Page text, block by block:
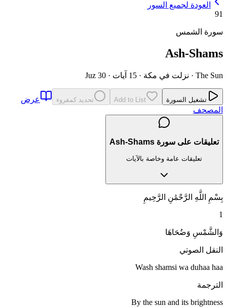
العودة لجميع السور
91
سورة الشمس
Ash-Shams
The Sun
· نزلت في مكة · 15 آيات ·
Juz 30
تشغيل السورة Add to List تحديد كمقروء
عرض
المصحف
تعليقات على سورة Ash-Shams
تعليقات عامة وخاصة بالآيات
بِسْمِ اللَّهِ الرَّحْمَٰنِ الرَّحِيمِ
1
وَالشَّمْسِ وَضُحَاهَا
النقل الصوتي
Wash shamsi wa duhaa haa
الترجمة
By the sun and its brightness